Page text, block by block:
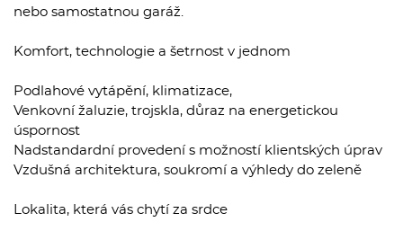
nebo samostatnou garáž.
Komfort, technologie a šetrnost v jednom
Podlahové vytápění, klimatizace,
Venkovní žaluzie, trojskla, důraz na energetickou
úspornost
Nadstandardní provedení s možností klientských úprav
Vzdušná architektura, soukromí a výhledy do zeleně
Lokalita, která vás chytí za srdce